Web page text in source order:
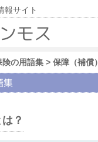
報サイト
モス
険の用語集 > 保障（補償）
集
？